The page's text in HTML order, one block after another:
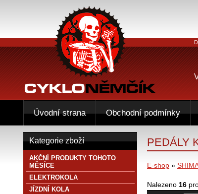
PEDÁLY
E-shop »
Nalezeno 16
Kategorie zboží
AKČNÍ PRODUKTY TOHOTO
MĚSÍCE
ELEKTROKOLA
JÍZDNÍ KOLA
Úvodní strana Obchodní podmínky